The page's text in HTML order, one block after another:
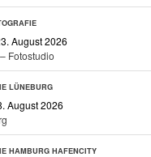
August 2026
Fotostudio
LÜNEBURG
August 2026
HAMBURG HAFENCITY